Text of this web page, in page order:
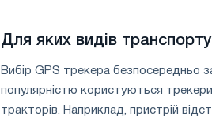
Для яких видів
Вибір GPS трекера безпосередньо
популярністю користуються
тракторів. Наприклад, пристрій